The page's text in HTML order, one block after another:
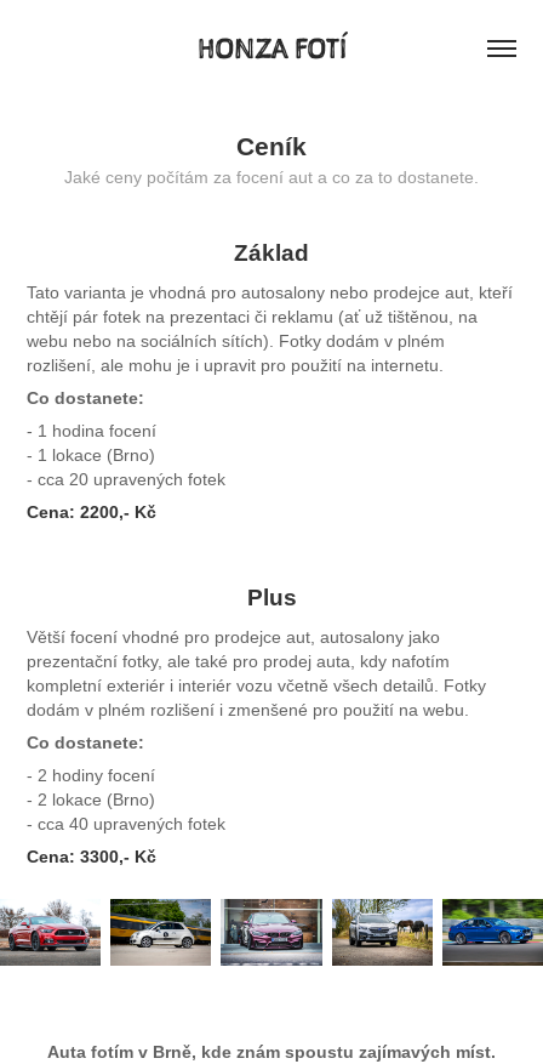
HONZA FOTÍ
Ceník
Jaké ceny počítám za focení aut a co za to dostanete.
Základ
Tato varianta je vhodná pro autosalony nebo prodejce aut, kteří
chtějí pár fotek na prezentaci či reklamu (ať už tištěnou, na
webu nebo na sociálních sítích). Fotky dodám v plném
rozlišení, ale mohu je i upravit pro použití na internetu.
Co dostanete:
- 1 hodina focení
- 1 lokace (Brno)
- cca 20 upravených fotek
Cena: 2200,- Kč
Plus
Větší focení vhodné pro prodejce aut, autosalony jako
prezentační fotky, ale také pro prodej auta, kdy nafotím
kompletní exteriér i interiér vozu včetně všech detailů. Fotky
dodám v plném rozlišení i zmenšené pro použití na webu.
Co dostanete:
- 2 hodiny focení
- 2 lokace (Brno)
- cca 40 upravených fotek
Cena: 3300,- Kč
Auta fotím v Brně, kde znám spoustu zajímavých míst.